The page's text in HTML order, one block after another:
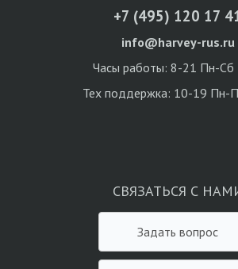
+7 (495) 120 17
info@harvey-rus.ru
Часы работы: 8-21 Пн-
Тех поддержка: 10-19 Пн-
СВЯЗАТЬСЯ С
Задать вопрос